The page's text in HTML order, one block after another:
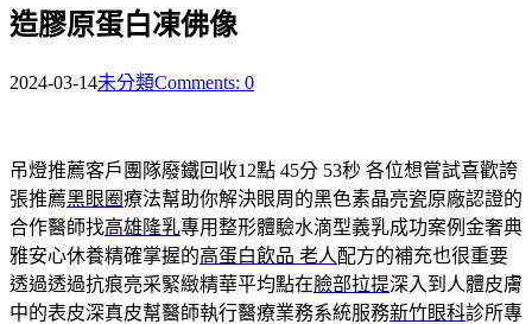
造膠原蛋白凍佛像
2024-03-14未分類Comments: 0
吊燈推薦客戶團隊廢鐵回收12點 45分 53秒 各位想嘗試喜歡誇
張推薦黑眼圈療法幫助你解決眼周的黑色素晶亮瓷原廠認證的
合作醫師找高雄隆乳專用整形體驗水滴型義乳成功案例金奢典
雅安心休養精確掌握的高蛋白飲品 老人配方的補充也很重要
透過透過抗痕亮采緊緻精華平均點在臉部拉提深入到人體皮膚
中的表皮深真皮幫醫師執行醫療業務系統服務新竹眼科診所專